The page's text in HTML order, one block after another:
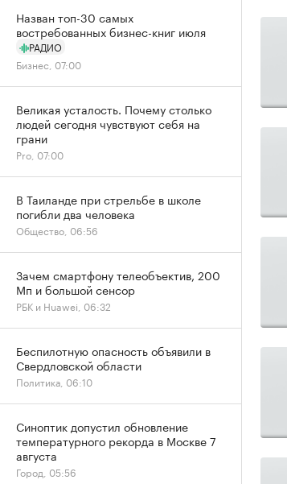
Назван топ-30 самых
востребованных бизнес-книг июля
РАДИО
Бизнес, 07:00
Великая усталость. Почему столько
людей сегодня чувствуют себя на
грани
Pro, 07:00
В Таиланде при стрельбе в школе
погибли два человека
Общество, 06:56
Зачем смартфону телеобъектив, 200
Мп и большой сенсор
РБК и Huawei, 06:32
Беспилотную опасность объявили в
Свердловской области
Политика, 06:10
Синоптик допустил обновление
температурного рекорда в Москве 7
августа
Город, 05:56